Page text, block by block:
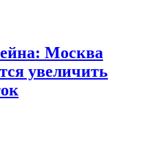
Москва
увеличить